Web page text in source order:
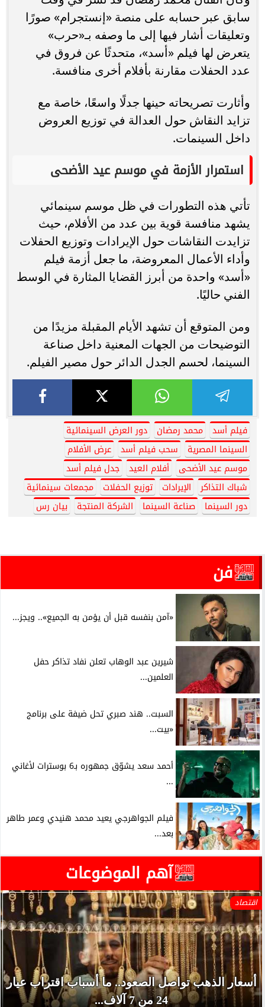
سابق عبر حسابه على منصة «إنستجرام» صورًا
وتعليقات أشار فيها إلى ما وصفه بـ«حرب»
يتعرض لها فيلم «أسد»، متحدثًا عن فروق في
عدد الحفلات مقارنة بأفلام أخرى منافسة.
وأثارت تصريحاته حينها جدلًا واسعًا، خاصة مع
تزايد النقاش حول العدالة في توزيع العروض
داخل السينمات.
استمرار الأزمة في موسم عيد الأضحى
تأتي هذه التطورات في ظل موسم سينمائي
يشهد منافسة قوية بين عدد من الأفلام، حيث
تزايدت النقاشات حول الإيرادات وتوزيع الحفلات
وأداء الأعمال المعروضة، ما جعل أزمة فيلم
«أسد» واحدة من أبرز القضايا المثارة في الوسط
الفني حاليًا.
ومن المتوقع أن تشهد الأيام المقبلة مزيدًا من
التوضيحات من الجهات المعنية داخل صناعة
السينما، لحسم الجدل الدائر حول مصير الفيلم.
فيلم أسد محمد رمضان
دور العرض السينمائية
السينما المصرية
سحب فيلم أسد
عرض الأفلام
موسم عيد الأضحى
أفلام العيد
جدل فيلم أسد
شباك التذاكر
الإيرادات توزيع الحفلات
مجمعات سينمائية
دور السينما
صناعة السينما الشركة المنتجة بيان رس
فن
«آمن بنفسه قبل أن يؤمن به الجميع».. ويجز...
شيرين عبد الوهاب تعلن نفاد تذاكر حفل
العلمين...
السبت.. هند صبري تحل ضيفة على برنامج
«بيت...
أحمد سعد يشوّق جمهوره بـ6 بوسترات لأغاني
...
فيلم الجواهرجي يعيد محمد هنيدي وعمر طاهر
بعد...
آهم الموضوعات
اقتصاد
أسعار الذهب تواصل الصعود.. ما أسباب اقتراب عيار
24 من 7 آلاف...